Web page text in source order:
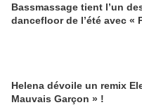
Bassmassage tient l’un
dancefloor de l’été avec «
Helena dévoile un remix
Mauvais Garçon » !